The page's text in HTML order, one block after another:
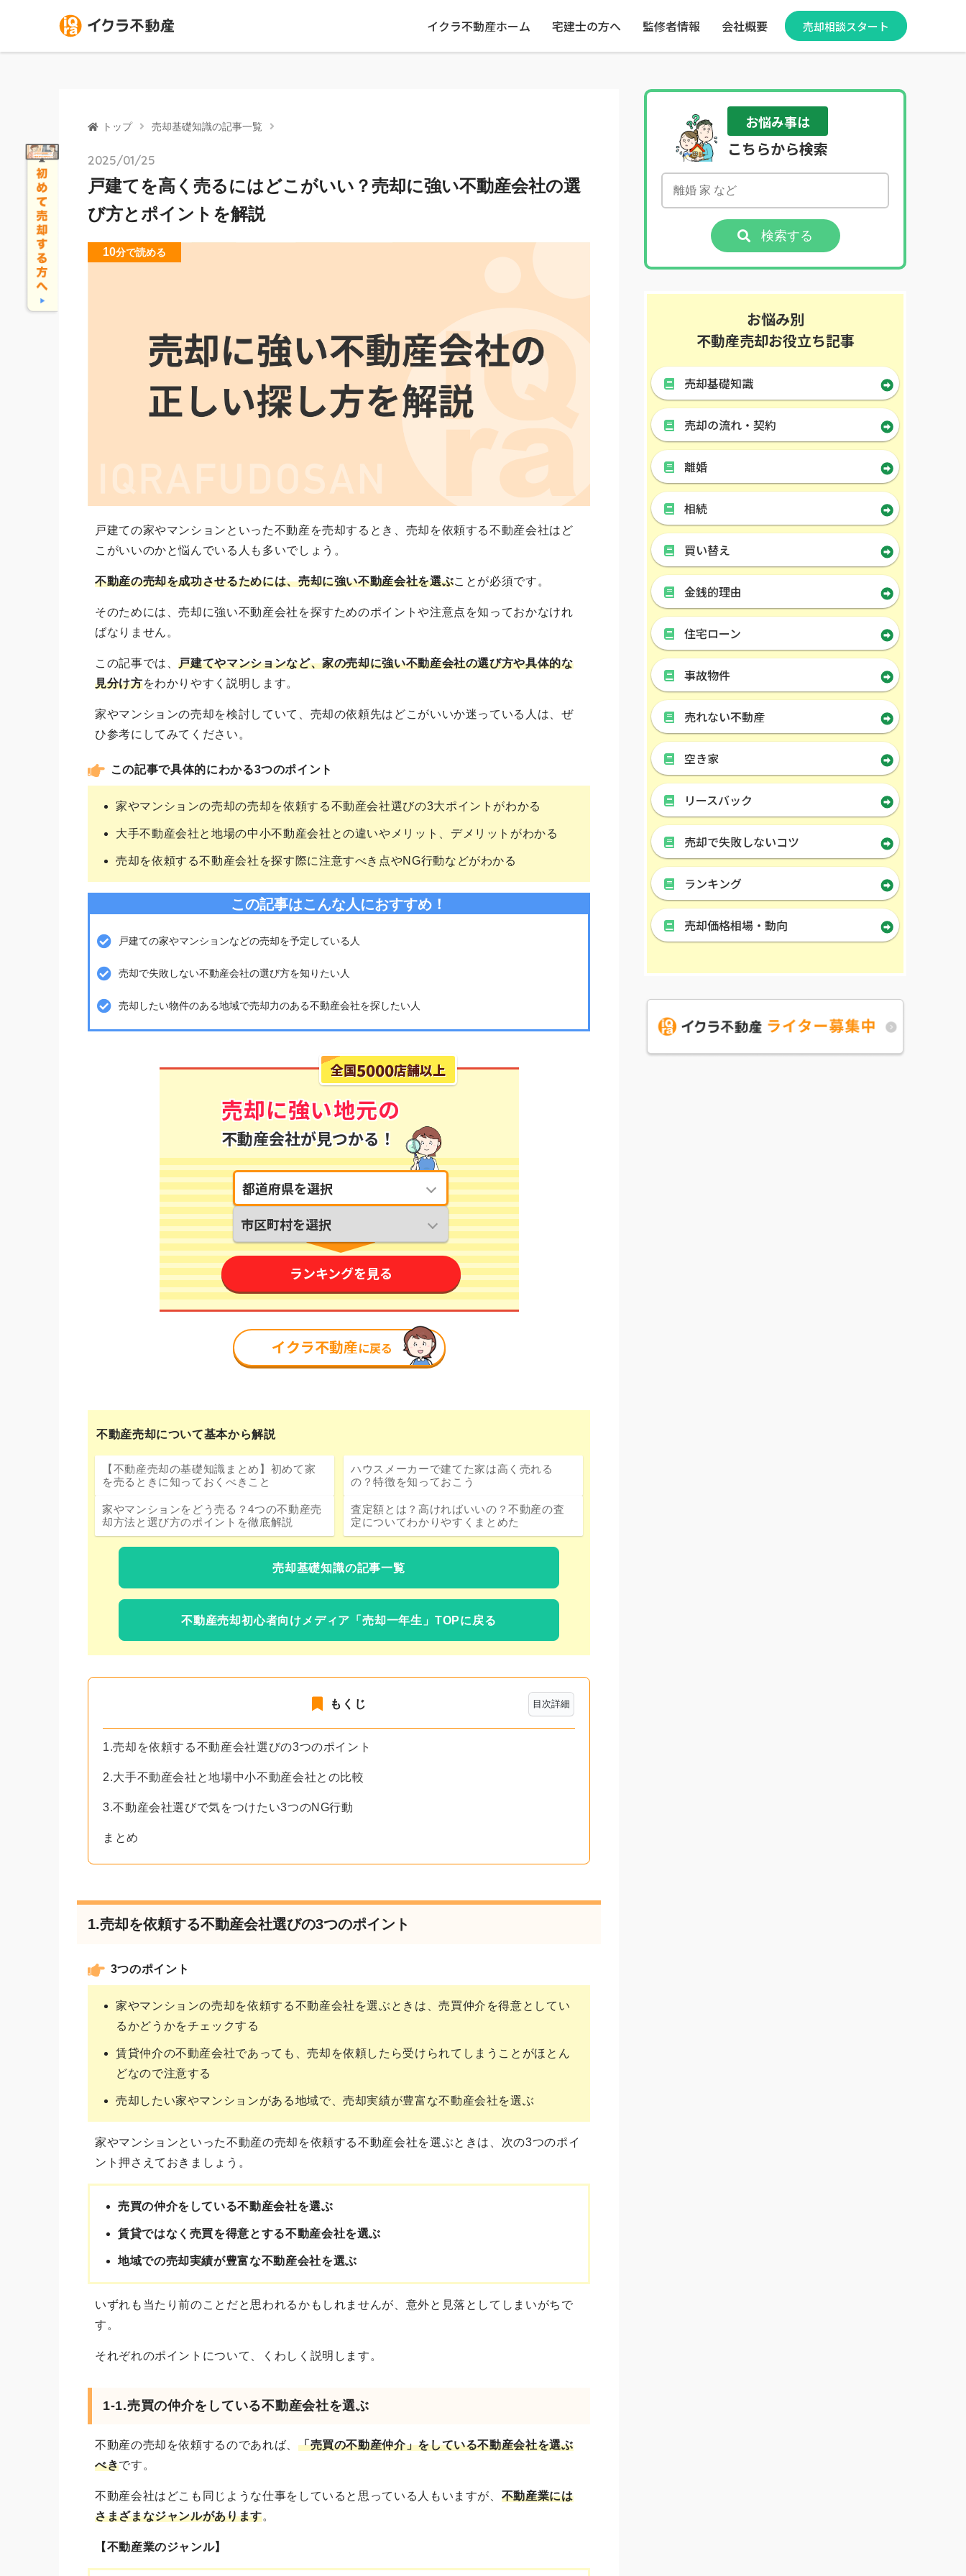
イクラ不動産ホーム 宅建士の方へ 監修者情報 会社概要 売却相談スタート
トップ 売却基礎知識の記事一覧
2025/01/25
戸建てを高く売るにはどこがいい？売却に強い不動産会社の選
び方とポイントを解説
10分で読める
戸建ての家やマンションといった不動産を売却するとき、売却を依頼する不動産会社はど
こがいいのかと悩んでいる人も多いでしょう。
不動産の売却を成功させるためには、売却に強い不動産会社を選ぶことが必須です。
そのためには、売却に強い不動産会社を探すためのポイントや注意点を知っておかなけれ
ばなりません。
この記事では、戸建てやマンションなど、家の売却に強い不動産会社の選び方や具体的な
見分け方をわかりやすく説明します。
家やマンションの売却を検討していて、売却の依頼先はどこがいいか迷っている人は、ぜ
ひ参考にしてみてください。
この記事で具体的にわかる3つのポイント
家やマンションの売却の売却を依頼する不動産会社選びの3大ポイントがわかる
大手不動産会社と地場の中小不動産会社との違いやメリット、デメリットがわかる
売却を依頼する不動産会社を探す際に注意すべき点やNG行動などがわかる
この記事はこんな人におすすめ！
戸建ての家やマンションなどの売却を予定している人
売却で失敗しない不動産会社の選び方を知りたい人
売却したい物件のある地域で売却力のある不動産会社を探したい人
不動産売却について基本から解説
【不動産売却の基礎知識まとめ】初めて家
を売るときに知っておくべきこと
ハウスメーカーで建てた家は高く売れる
の？特徴を知っておこう
家やマンションをどう売る？4つの不動産売
却方法と選び方のポイントを徹底解説
査定額とは？高ければいいの？不動産の査
定についてわかりやすくまとめた
売却基礎知識の記事一覧
不動産売却初心者向けメディア 「売却一年生」TOPに戻る
目次詳細
もくじ
1.売却を依頼する不動産会社選びの3つのポイント
2.大手不動産会社と地場中小不動産会社との比較
3.不動産会社選びで気をつけたい3つのNG行動
まとめ
1.売却を依頼する不動産会社選びの3つのポイント
3つのポイント
家やマンションの売却を依頼する不動産会社を選ぶときは、売買仲介を得意としてい
るかどうかをチェックする
賃貸仲介の不動産会社であっても、売却を依頼したら受けられてしまうことがほとん
どなので注意する
売却したい家やマンションがある地域で、売却実績が豊富な不動産会社を選ぶ
家やマンションといった不動産の売却を依頼する不動産会社を選ぶときは、次の3つのポイ
ント押さえておきましょう。
売買の仲介をしている不動産会社を選ぶ
賃貸ではなく売買を得意とする不動産会社を選ぶ
地域での売却実績が豊富な不動産会社を選ぶ
いずれも当たり前のことだと思われるかもしれませんが、意外と見落としてしまいがちで
す。
それぞれのポイントについて、くわしく説明します。
1-1.売買の仲介をしている不動産会社を選ぶ
不動産の売却を依頼するのであれば、 「売買の不動産仲介」をしている不動産会社を選ぶ
べきです。
不動産会社はどこも同じような仕事をしていると思っている人もいますが、 不動産業には
さまざまなジャンルがあります。
【不動産業のジャンル】
お悩み事は
こちらから検索
検索する
お悩み別
不動産売却お役立ち記事
売却基礎知識
売却の流れ・契約
離婚
相続
買い替え
金銭的理由
住宅ローン
事故物件
売れない不動産
空き家
リースバック
売却で失敗しないコツ
ランキング
売却価格相場・動向